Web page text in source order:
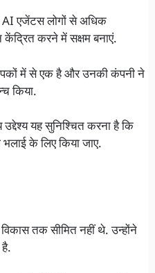
AI एजेंटस लोगों से अधिक
केंद्रित करने में सक्षम बनाएं.
में से एक है और उनकी कंपनी ने
किया.
यह सुनिश्चित करना है कि
के लिए किया जाए.
तक सीमित नहीं थे. उन्होंने
है.